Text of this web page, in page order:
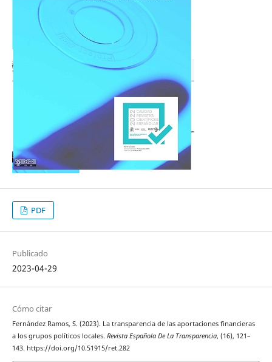
PDF
Publicado
2023-04-29
Cómo citar
Fernández Ramos, S. (2023). La transparencia de las aportaciones financieras
a los grupos políticos locales. Revista Española De La Transparencia, (16), 121–
143. https://doi.org/10.51915/ret.282